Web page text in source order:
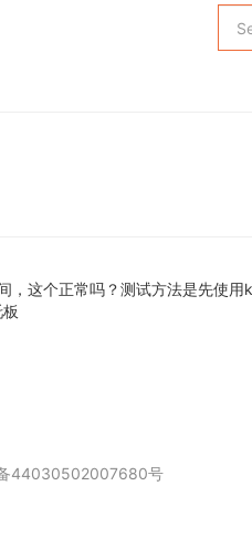
这个正常吗？测试方法是先使
44030502007680号